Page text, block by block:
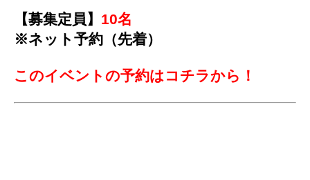
【募集定員】 10名
※ネット予約（先着）
このイベントの予約はコチラから！